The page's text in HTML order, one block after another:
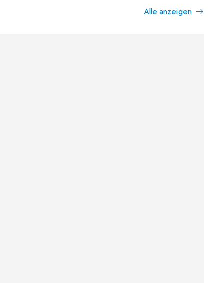
Alle anzeigen